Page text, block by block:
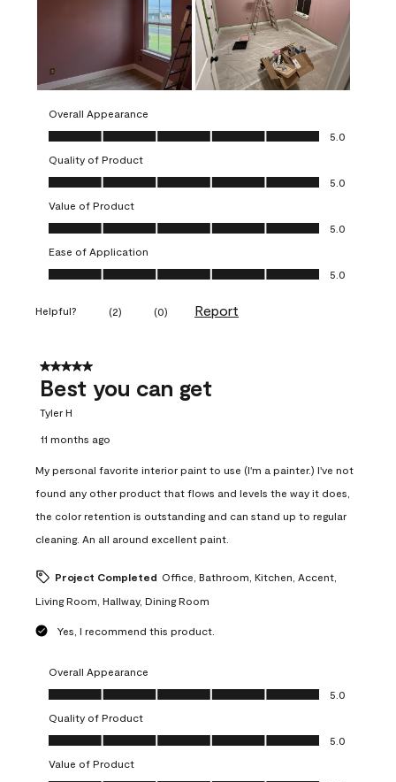
Overall Appearance
Overall Appearance, 5.0 out of 5
5.0
Quality of Product
Quality of Product, 5.0 out of 5
5.0
Value of Product
Value of Product, 5.0 out of 5
5.0
Ease of Application
Ease of Application, 5.0 out of 5
5.0
Helpful? (2) (0) Report
5 out of 5 stars.
Best you can get
Tyler H
11 months ago
My personal favorite interior paint to use (I'm a painter.) I've not
found any other product that flows and levels the way it does,
the color retention is outstanding and can stand up to regular
cleaning. An all around excellent paint.
Project Completed Office, Bathroom, Kitchen, Accent,
Living Room, Hallway, Dining Room
Yes, I recommend this product.
Overall Appearance
Overall Appearance, 5.0 out of 5
5.0
Quality of Product
Quality of Product, 5.0 out of 5
5.0
Value of Product